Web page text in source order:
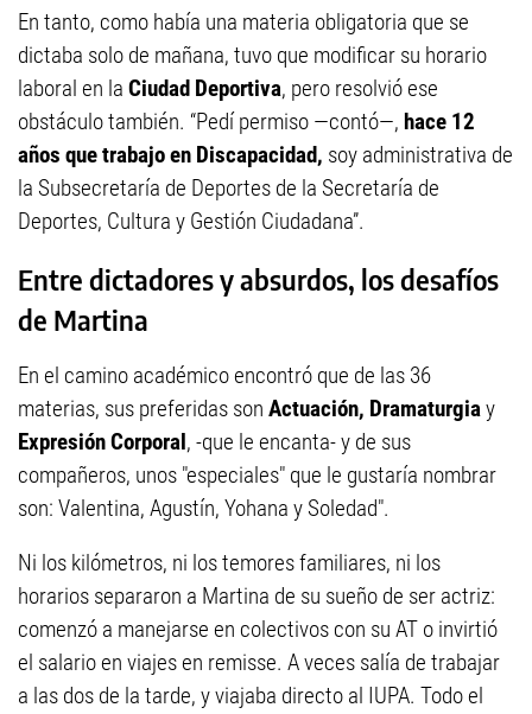
En tanto, como había una materia obligatoria que se
dictaba solo de mañana, tuvo que modificar su horario
laboral en la Ciudad Deportiva, pero resolvió ese
obstáculo también. “Pedí permiso —contó—, hace 12
años que trabajo en Discapacidad, soy administrativa de
la Subsecretaría de Deportes de la Secretaría de
Deportes, Cultura y Gestión Ciudadana”.
Entre dictadores y absurdos, los desafíos
de Martina
En el camino académico encontró que de las 36
materias, sus preferidas son Actuación, Dramaturgiay
Expresión Corporal, -que le encanta- y de sus
compañeros, unos "especiales" que le gustaría nombrar
son: Valentina, Agustín, Yohana y Soledad".
Ni los kilómetros, ni los temores familiares, ni los
horarios separaron a Martina de su sueño de ser actriz:
comenzó a manejarse en colectivos con su AT o invirtió
el salario en viajes en remisse. A veces salía de trabajar
a las dos de la tarde, y viajaba directo al IUPA. Todo el